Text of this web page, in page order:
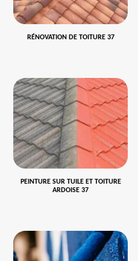
RÉNOVATION DE TOITURE 37
PEINTURE SUR TUILE ET TOITURE
ARDOISE 37